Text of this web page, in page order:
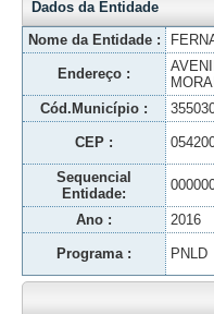
Dados da Entidade
Nome da Entidade :
Endereço :
Cód.Município :
CEP :
Sequencial
Entidade:
Ano : 2016
Programa : PNLD